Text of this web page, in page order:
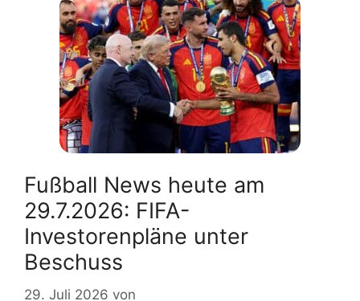
Fußball News heute am
29.7.2026: FIFA-
Investorenpläne unter
Beschuss
29. Juli 2026 von